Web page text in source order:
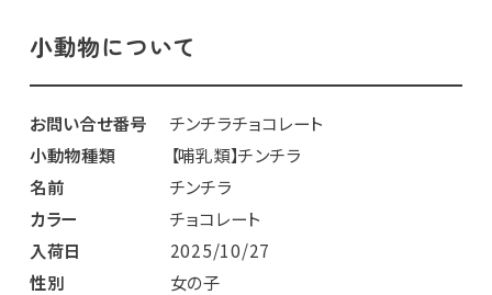
小動物について
お問い合せ番号
チンチラチョコレート
小動物種類
【哺乳類】チンチラ
名前
チンチラ
カラー
チョコレート
入荷日
2025/10/27
性別
女の子